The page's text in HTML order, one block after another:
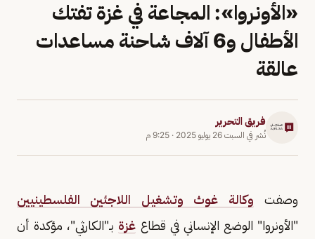
«الأونروا»: المجاعة في غزة تفتك
الأطفال و6 آلاف شاحنة مساعدات
عالقة
فريق التحرير
نُشر في السبت 26 يوليو 2025 · 9:25 م
وصفت وكالة غوث وتشغيل اللاجئين الفلسطينيين
"الأونروا" الوضع الإنساني في قطاع غزة بـ"الكارثي"، مؤكدة أن